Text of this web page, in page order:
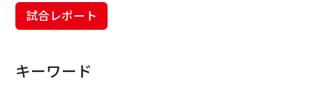
試合レポート
キーワード